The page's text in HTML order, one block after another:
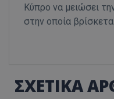
Κύπρο να μειώσει
στην οποία
ΣΧΕΤΙΚΑ